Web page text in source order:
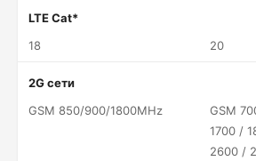
LTE Cat*
18
20
2G сети
GSM 850/900/1800MHz
GSM
1700 /
2600 /